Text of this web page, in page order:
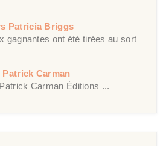
Patricia Briggs
gagnantes ont été tirées au sort
Carman
Carman Éditions ...